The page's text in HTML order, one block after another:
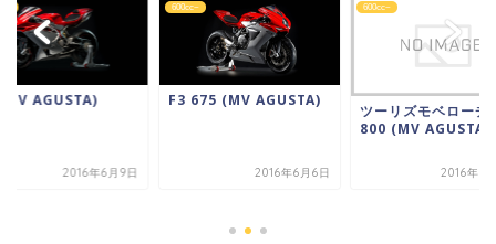
AGUSTA)
2016年6月9日
600cc~
F3 675 (MV AGUSTA)
2016年6月6日
600cc~
ツーリズモベローチ
800 (MV AGUSTA)
2016年8